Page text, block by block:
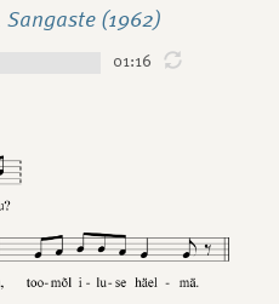
Sangaste (1962)
01:16